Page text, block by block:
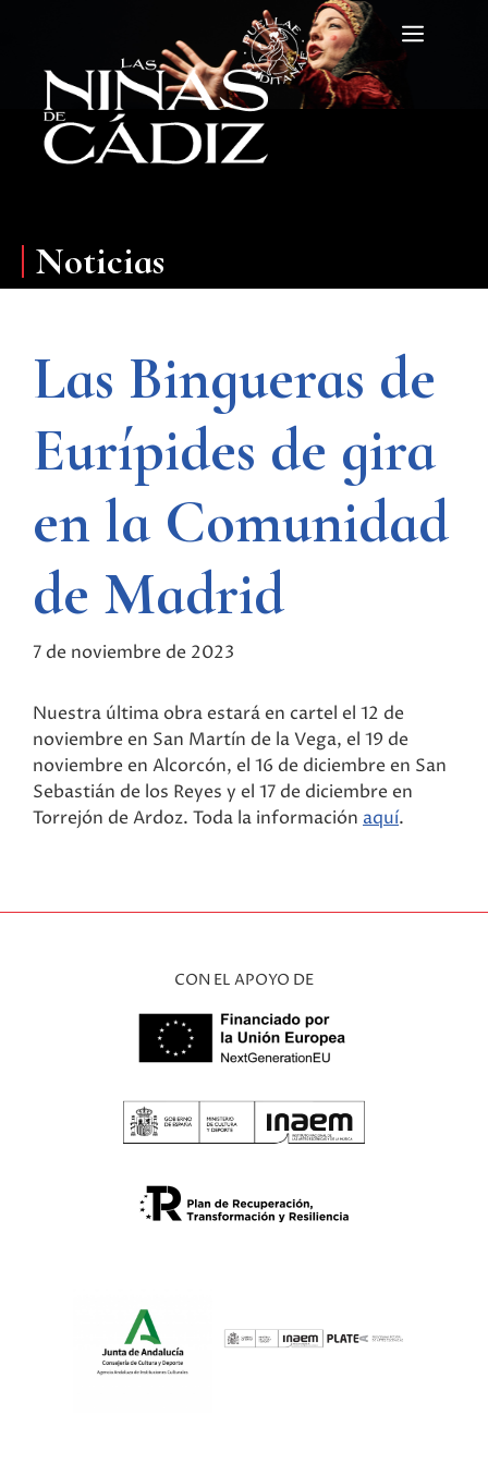
contenido
Menú
Noticias
Las Bingueras de
Eurípides de gira
en la Comunidad
de Madrid
7 de noviembre de 2023
Nuestra última obra estará en cartel el 12 de
noviembre en San Martín de la Vega, el 19 de
noviembre en Alcorcón, el 16 de diciembre en San
Sebastián de los Reyes y el 17 de diciembre en
Torrejón de Ardoz. Toda la información aquí.
CON EL APOYO DE